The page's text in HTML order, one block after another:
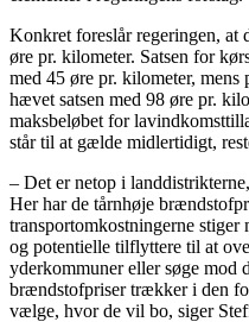
Konkret foreslår regeringen, at
øre pr. kilometer. Satsen for
med 45 øre pr. kilometer,
hævet satsen med 98 øre pr.
maksbeløbet for
står til at gælde midlertidigt,
– Det er netop i
Her har de tårnhøje
transportomkostningerne
og potentielle tilflyttere til at
yderkommuner eller søge mod
brændstofpriser trækker i den
vælge, hvor de vil bo, siger